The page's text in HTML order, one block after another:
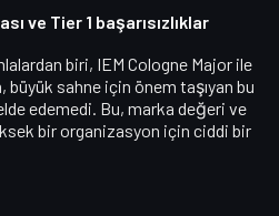
ve Tier 1 başarısızlıklar
biri, IEM Cologne Major ile
büyük sahne için önem taşıyan bu
edemedi. Bu, marka değeri ve
bir organizasyon için ciddi bir